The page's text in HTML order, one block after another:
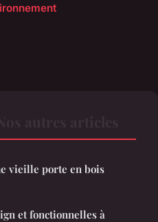
vieille porte en bois
et fonctionnelles à